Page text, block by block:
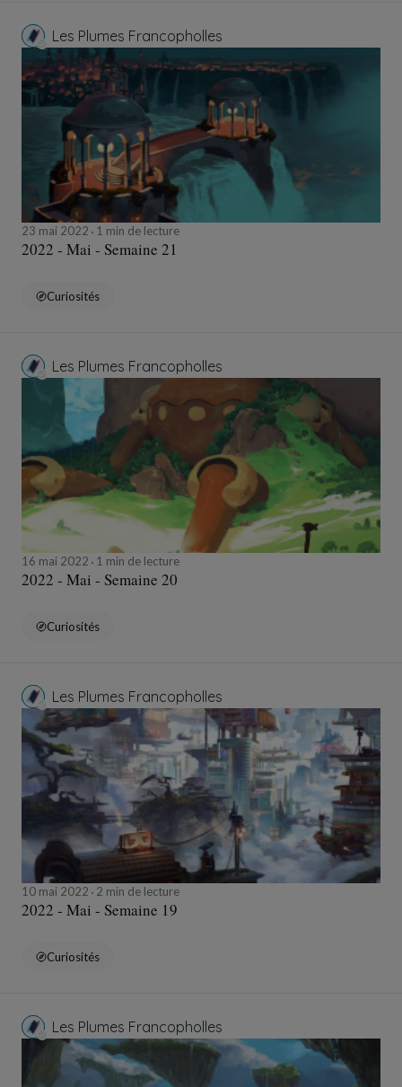
Les Plumes Francopholles
23 mai 2022 1 min de lecture
2022 - Mai - Semaine 21
Curiosités
Les Plumes Francopholles
16 mai 2022 1 min de lecture
2022 - Mai - Semaine 20
Curiosités
Les Plumes Francopholles
10 mai 2022 2 min de lecture
2022 - Mai - Semaine 19
Curiosités
Les Plumes Francopholles